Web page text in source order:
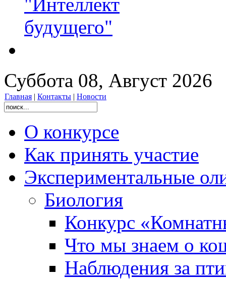
будущего"
Суббота 08, Август 2026
Главная | Контакты | Новости
О конкурсе
Как принять участие
Экспериментальные
Биология
Конкурс
Что мы знаем о
Наблюдения за